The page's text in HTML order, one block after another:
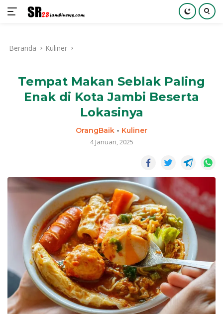
kontenBeranda Kuliner
Tempat Makan Seblak Paling
Enak di Kota Jambi Beserta
Lokasinya
OrangBaik - Kuliner
4 Januari, 2025